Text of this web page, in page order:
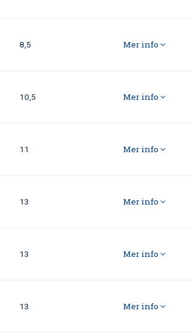
8,5 Mer info
10,5 Mer info
11 Mer info
13 Mer info
13 Mer info
13 Mer info